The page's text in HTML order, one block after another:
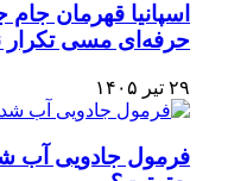
حرفه‌ای مسی تکرار
۲۹ تیر ۱۴۰۵
فرمول جادویی آب